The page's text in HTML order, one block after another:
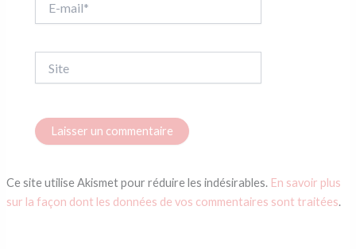
mail*
Ce site utilise Akismet pour réduire les indésirables. En savoir plus
sur la façon dont les données de vos commentaires sont traitées.